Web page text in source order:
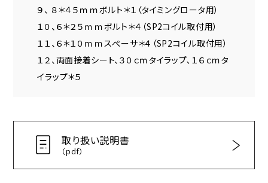
９、 ８＊４５ｍｍボルト＊１（タイミングロータ用）
１０、６＊２５ｍｍボルト＊４（SP2コイル取付用）
１１、６＊１０ｍｍスぺーサ＊４（SP2コイル取付用）
１２、両面接着シート、３０ｃｍタイラップ､１６ｃｍタ
イラップ＊５
取り扱い説明書
（pdf）